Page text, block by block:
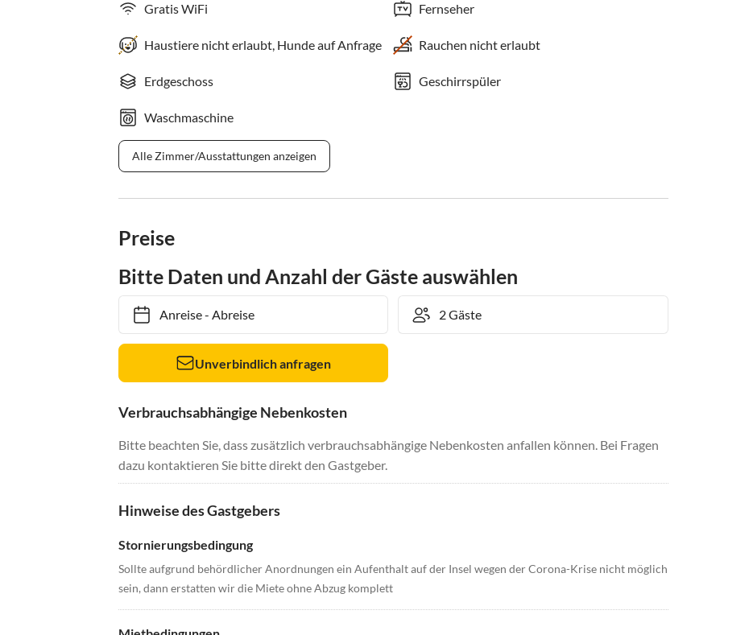
Gratis WiFi Fernseher
Haustiere nicht erlaubt, Hunde auf Anfrage Rauchen nicht erlaubt
Erdgeschoss Geschirrspüler
Waschmaschine
Alle Zimmer/Ausstattungen anzeigen
Preise
Bitte Daten und Anzahl der Gäste auswählen
Anreise- Abreise
Unverbindlich anfragen
Verbrauchsabhängige Nebenkosten
Bitte beachten Sie, dass zusätzlich verbrauchsabhängige Nebenkosten anfallen können. Bei Fragen
dazu kontaktieren Sie bitte direkt den Gastgeber.
Hinweise des Gastgebers
Stornierungsbedingung
Sollte aufgrund behördlicher Anordnungen ein Aufenthalt auf der Insel wegen der Corona-Krise nicht möglich
sein, dann erstatten wir die Miete ohne Abzug komplett